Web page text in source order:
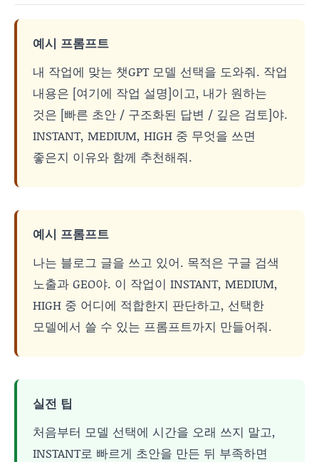
예시 프롬프트
내 작업에 맞는 챗GPT 모델 선택을 도와줘. 작업
내용은 [여기에 작업 설명]이고, 내가 원하는
것은 [빠른 초안 / 구조화된 답변 / 깊은 검토]야.
INSTANT, MEDIUM, HIGH 중 무엇을 쓰면
좋은지 이유와 함께 추천해줘.
예시 프롬프트
나는 블로그 글을 쓰고 있어. 목적은 구글 검색
노출과 GEO야. 이 작업이 INSTANT, MEDIUM,
HIGH 중 어디에 적합한지 판단하고, 선택한
모델에서 쓸 수 있는 프롬프트까지 만들어줘.
실전 팁
처음부터 모델 선택에 시간을 오래 쓰지 말고,
INSTANT로 빠르게 초안을 만든 뒤 부족하면